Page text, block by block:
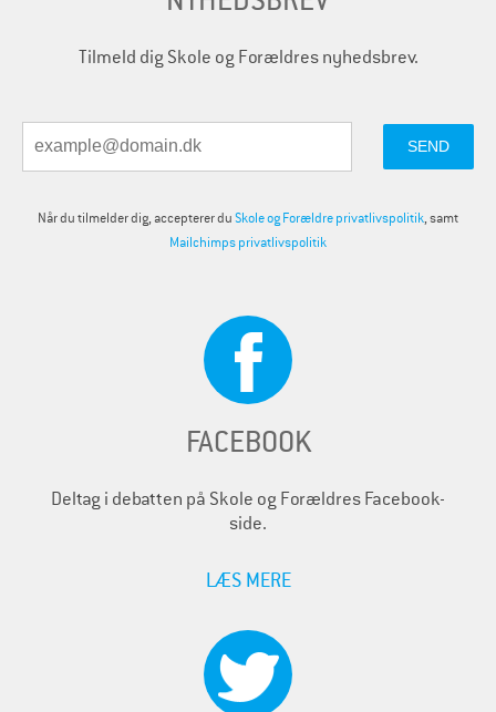
Tilmeld dig Skole og Forældres nyhedsbrev.
Når du tilmelder dig, accepterer duSkole og Forældre privatlivspolitik, samt
Mailchimps privatlivspolitik
FACEBOOK
Deltag i debatten på Skole og Forældres Facebook-
side.
LÆS MERE